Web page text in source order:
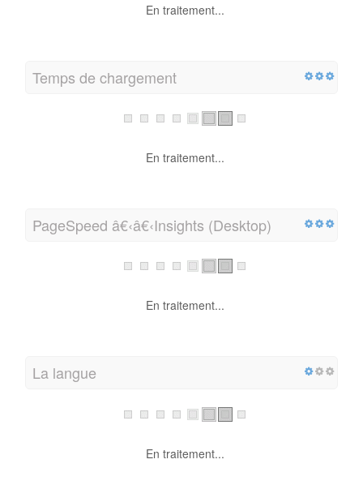
En traitement...
Temps de chargement
En traitement...
PageSpeed â€‹â€‹Insights (Desktop)
En traitement...
La langue
En traitement...